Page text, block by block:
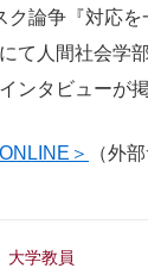
ク論争『対応
て人間社会学
ンタビューが
＞ （外
大学教員